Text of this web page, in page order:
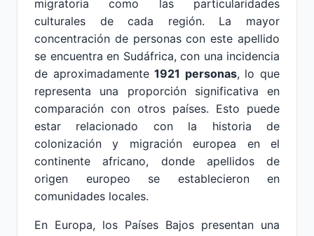
migratoria como las particularidades
culturales de cada región. La mayor
concentración de personas con este apellido
se encuentra en Sudáfrica, con una incidencia
de aproximadamente1921 personas, lo que
representa una proporción significativa en
comparación con otros países. Esto puede
estar relacionado con la historia de
colonización y migración europea en el
continente africano, donde apellidos de
origen europeo se establecieron en
comunidades locales.
En Europa, los Países Bajos presentan una